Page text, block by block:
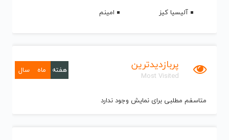
آلیسیا کیز
امینم
پربازدیدترین
Most Visited
هفته ماه سال
متاسفم مطلبی برای نمایش وجود ندارد